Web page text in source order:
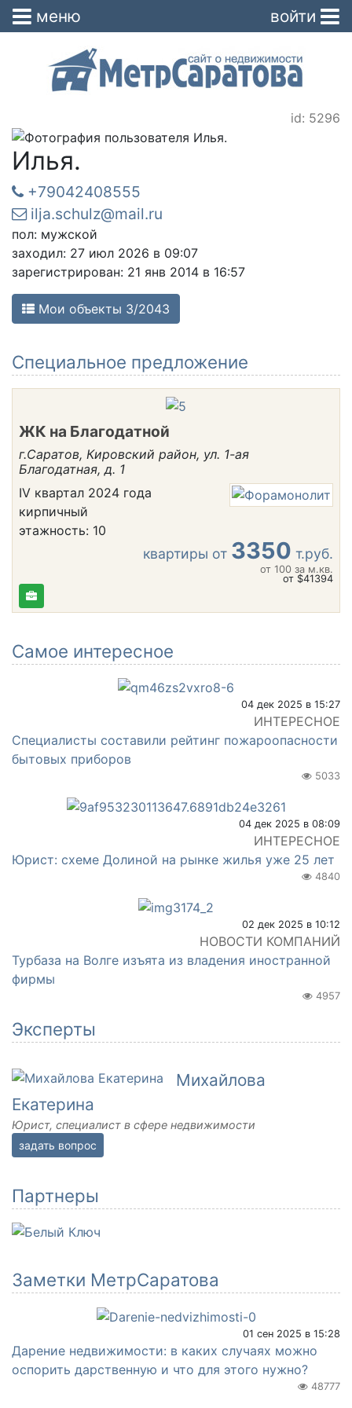
войти
меню
id: 5296
Илья.
+79042408555
ilja.schulz@mail.ru
пол: мужской
заходил: 27 июл 2026 в 09:07
зарегистрирован: 21 янв 2014 в 16:57
Мои объекты 3/2043
Cпециальное предложение
ЖК на Благодатной
г.Саратов, Кировский район, ул. 1-ая
Благодатная, д. 1
IV квартал 2024 года
кирпичный
этажность: 10
квартиры от 3350 т.руб.
от 100 за м.кв.
от $41394
Самое интересное
04 дек 2025 в 15:27
ИНТЕРЕСНОЕ
Специалисты составили рейтинг пожароопасности
бытовых приборов
5033
04 дек 2025 в 08:09
ИНТЕРЕСНОЕ
Юрист: схеме Долиной на рынке жилья уже 25 лет
4840
02 дек 2025 в 10:12
НОВОСТИ КОМПАНИЙ
Турбаза на Волге изъята из владения иностранной
фирмы
4957
Эксперты
Михайлова
Екатерина
Юрист, специалист в сфере недвижимости
задать вопрос
Партнеры
Заметки МетрСаратова
01 сен 2025 в 15:28
Дарение недвижимости: в каких случаях можно
оспорить дарственную и что для этого нужно?
48777